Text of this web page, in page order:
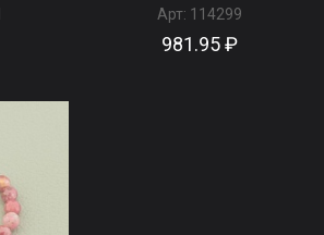
Арт: 114299
981.95 ₽